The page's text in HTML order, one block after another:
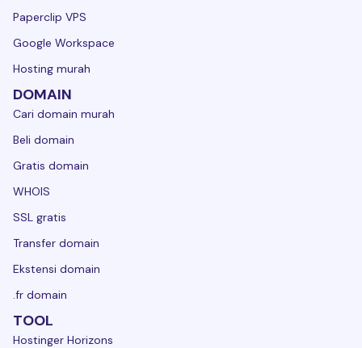
Paperclip VPS
Google Workspace
Hosting murah
DOMAIN
Cari domain murah
Beli domain
Gratis domain
WHOIS
SSL gratis
Transfer domain
Ekstensi domain
.fr domain
TOOL
Hostinger Horizons